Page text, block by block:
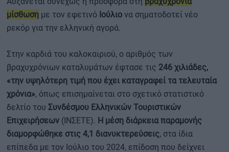
μίσθωση με τον εφετινό Ιούλιο να σηματοδοτεί νέο
ρεκόρ για την ελληνική αγορά.
Στην καρδιά του καλοκαιριού, ο αριθμός των
βραχυχρόνιων καταλυμάτων έφτασε τις 246 χιλιάδες,
«την υψηλότερη τιμή που έχει καταγραφεί τα τελευταία
χρόνια», όπως επισημαίνεται στο σχετικό στατιστικό
δελτίο του Συνδέσμου Ελληνικών Τουριστικών
Επιχειρήσεων (ΙΝΣΕΤΕ). Η μέση διάρκεια παραμονής
διαμορφώθηκε στις 4,1 διανυκτερεύσεις, στα ίδια
επίπεδα με τον Ιούλιο του 2024, επίδοση που δείχνει